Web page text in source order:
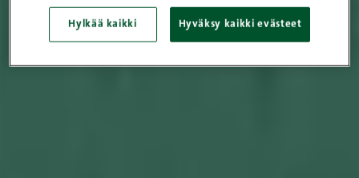
Hylkää kaikki Hyväksy kaikki evästeet